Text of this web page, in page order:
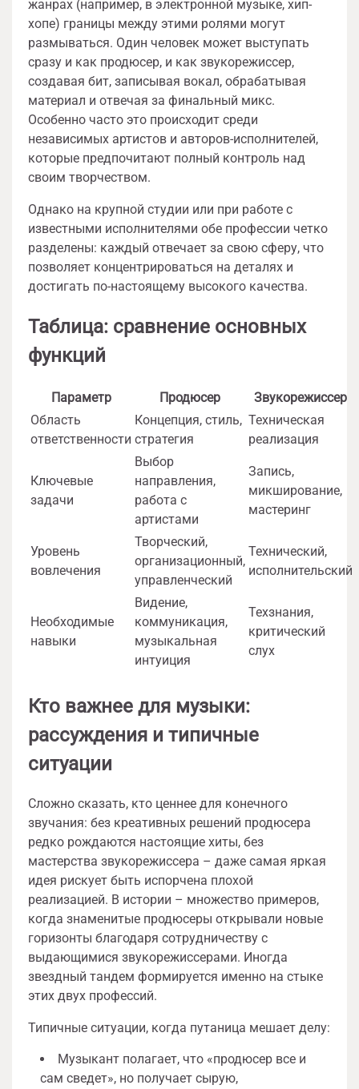
жанрах (например, в электронной музыке, хип-
хопе) границы между этими ролями могут
размываться. Один человек может выступать
сразу и как продюсер, и как звукорежиссер,
создавая бит, записывая вокал, обрабатывая
материал и отвечая за финальный микс.
Особенно часто это происходит среди
независимых артистов и авторов-исполнителей,
которые предпочитают полный контроль над
своим творчеством.
Однако на крупной студии или при работе с
известными исполнителями обе профессии четко
разделены: каждый отвечает за свою сферу, что
позволяет концентрироваться на деталях и
достигать по-настоящему высокого качества.
Таблица: сравнение основных
функций
Параметр Продюсер
Звукорежиссер
Область
ответственности
Концепция, стиль,
стратегия
Техническая
реализация
Ключевые
задачи
Выбор
направления,
работа с
артистами
Запись,
микширование,
мастеринг
Уровень
вовлечения
Творческий,
организационный,
управленческий
Технический,
исполнительский
Необходимые
навыки
Видение,
коммуникация,
музыкальная
интуиция
Техзнания,
критический
слух
Кто важнее для музыки:
рассуждения и типичные
ситуации
Сложно сказать, кто ценнее для конечного
звучания: без креативных решений продюсера
редко рождаются настоящие хиты, без
мастерства звукорежиссера – даже самая яркая
идея рискует быть испорчена плохой
реализацией. В истории – множество примеров,
когда знаменитые продюсеры открывали новые
горизонты благодаря сотрудничеству с
выдающимися звукорежиссерами. Иногда
звездный тандем формируется именно на стыке
этих двух профессий.
Типичные ситуации, когда путаница мешает делу:
Музыкант полагает, что «продюсер все и
сам сведет», но получает сырую,